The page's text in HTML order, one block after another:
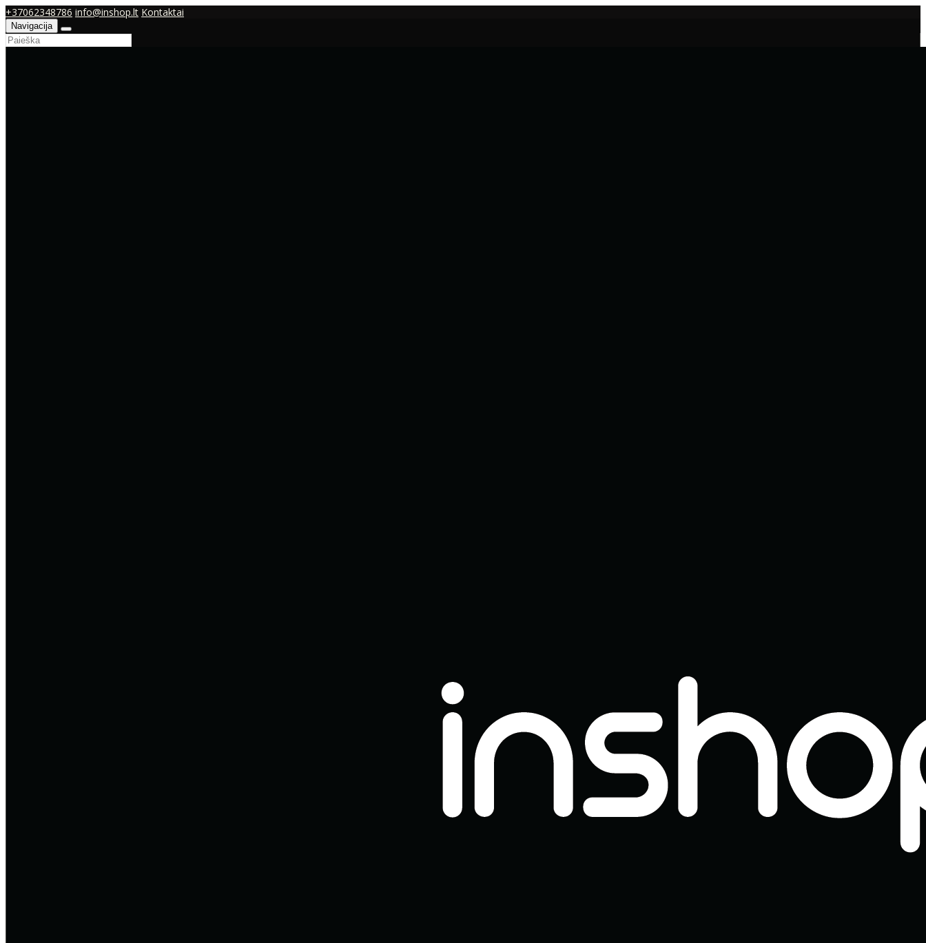
+37062348786 info@inshop.lt Kontaktai
Navigacija